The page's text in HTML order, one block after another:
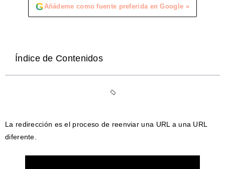
GAñádeme como fuente preferida en Google »
Índice de Contenidos
La redirección es el proceso de reenviar una URL a una URL
diferente.